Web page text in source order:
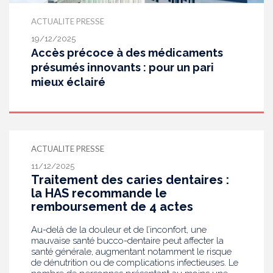
ACTUALITE PRESSE
19/12/2025
Accès précoce à des médicaments
présumés innovants : pour un pari
mieux éclairé
ACTUALITE PRESSE
11/12/2025
Traitement des caries dentaires :
la HAS recommande le
remboursement de 4 actes
Au-delà de la douleur et de l’inconfort, une
mauvaise santé bucco-dentaire peut affecter la
santé générale, augmentant notamment le risque
de dénutrition ou de complications infectieuses. Le